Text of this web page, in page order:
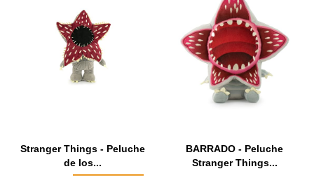
Stranger Things - Peluche
de los...
BARRADO - Peluche
Stranger Things...